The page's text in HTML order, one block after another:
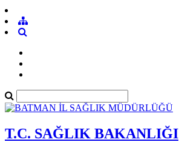
T.C. SAĞLIK BAKANLIĞI